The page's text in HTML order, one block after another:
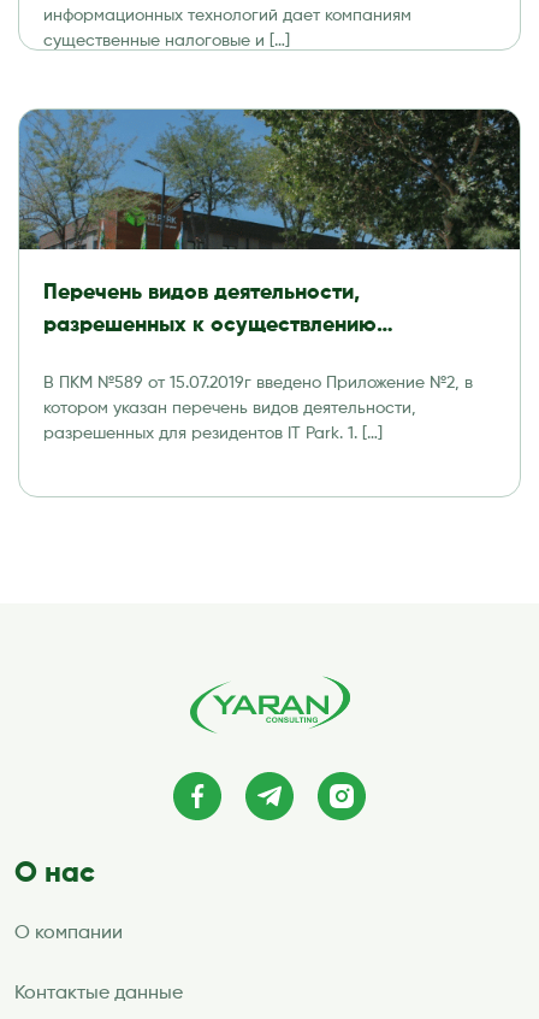
информационных технологий дает компаниям
существенные налоговые и […]
Перечень видов деятельности,
разрешенных к осуществлению
программных продуктов и
информационных технологий (IT Park)
В ПКМ №589 от 15.07.2019г введено Приложение №2, в
котором указан перечень видов деятельности,
разрешенных для резидентов IT Park. 1. […]
О нас
О компании
Контактые данные